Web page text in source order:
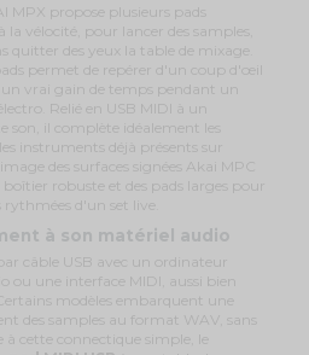
MPX propose plusieurs pads
vélocité, pour lancer des samples,
quitter des yeux la table de mixage.
permet de repérer d'un coup d'œil
un vrai gain de temps pendant un
Relié en USB MIDI à un
son, il complète idéalement les
instruments déjà présents sur
des surfaces signées Akai MPC
robuste et des pads larges pour
d'un set live.
à son matériel audio
câble USB avec un ordinateur
ou une interface MIDI, aussi bien
modèles embarquent une
des samples au format WAV, sans
cette connectique simple, le